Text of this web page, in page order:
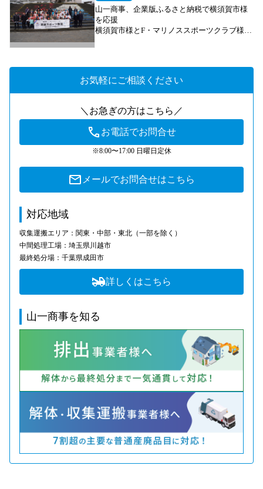
山一商事、企業版ふるさと納税で横須賀市様
を応援
横須賀市様とF・マリノススポーツクラブ様に
お気軽にご相談ください
＼お急ぎの方はこちら／
お電話でお問合せ
※8:00〜17:00 日曜日定休
メールでお問合せはこちら
対応地域
収集運搬エリア：関東・中部・東北（一部を除く）
中間処理工場：埼玉県川越市
最終処分場：千葉県成田市
詳しくはこちら
山一商事を知る